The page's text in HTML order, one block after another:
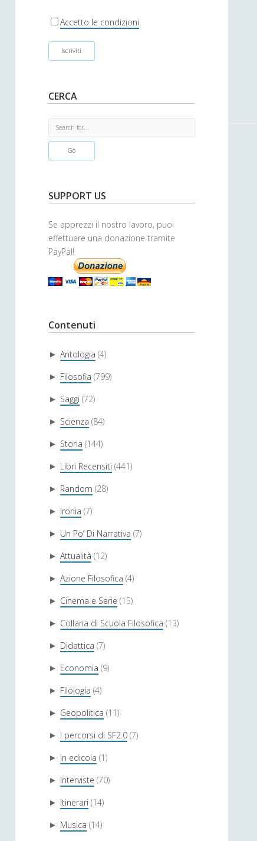
r Accetto le condizioni
CERCA
e
h
SUPPORT US
Se apprezzi il nostro lavoro, puoi
effettuare una donazione tramite
PayPal!
Contenuti
► Antologia (4)
► Filosofia (799)
► Saggi (72)
► Scienza (84)
► Storia (144)
► Libri Recensiti (441)
► Random (28)
► Ironia (7)
► Un Po’ Di Narrativa (7)
► Attualità (12)
► Azione Filosofica (4)
► Cinema e Serie (15)
► Collana di Scuola Filosofica (13)
► Didattica (7)
► Economia (9)
► Filologia (4)
► Geopolitica (11)
► I percorsi di SF2.0 (7)
► In edicola (1)
► Interviste (70)
► Itinerari (14)
► Musica (14)